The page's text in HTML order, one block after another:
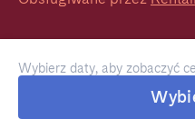
Wybierz daty, aby zobaczyć